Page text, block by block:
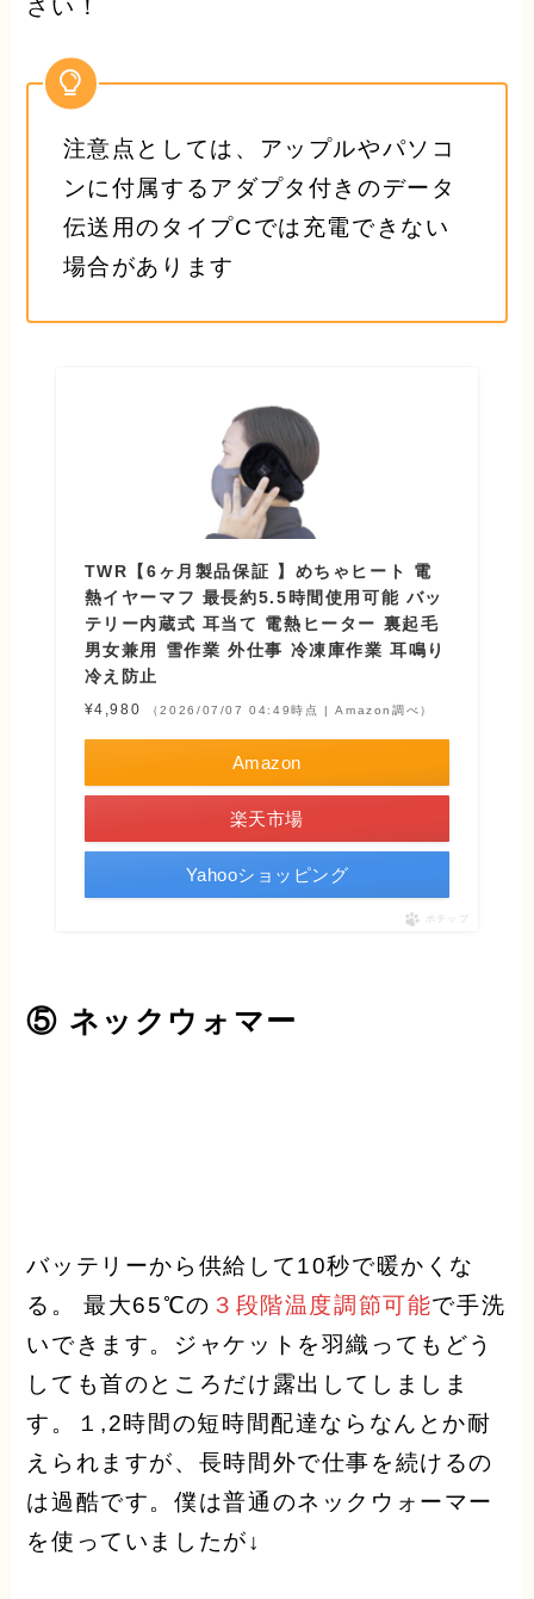
さい！
注意点としては、アップルやパソコ
ンに付属するアダプタ付きのデータ
伝送用のタイプCでは充電できない
場合があります
TWR【6ヶ月製品保証 】めちゃヒート 電
熱イヤーマフ 最長約5.5時間使用可能 バッ
テリー内蔵式 耳当て 電熱ヒーター 裏起毛
男女兼用 雪作業 外仕事 冷凍庫作業 耳鳴り
冷え防止
¥4,980 （2026/07/07 04:49時点 | Amazon調べ）
Amazon
楽天市場
Yahooショッピング
ポチップ
⑤ ネックウォマー
バッテリーから供給して10秒で暖かくな
る。 最大65℃の ３段階温度調節可能で手洗
いできます。ジャケットを羽織ってもどう
しても首のところだけ露出してしましま
す。１ ,2時間の短時間配達ならなんとか耐
えられますが、長時間外で仕事を続けるの
は過酷です。僕は普通のネックウォーマー
を使っていましたが↓